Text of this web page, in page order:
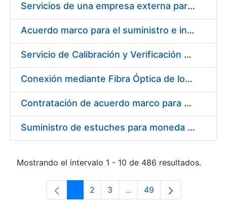
Servicios de una empresa externa para el asesoramiento y resolución de los recursos de alzada que se presentan relacionados con procesos de selección para la FNMT-RCM
Acuerdo marco para el suministro e instalación de persianas, estores y otros complementos
Servicio de Calibración y Verificación Externa de los Equipos de Medición del Servicio de Prevención de la FNMT-RCM
Conexión mediante Fibra Óptica de los Centros de Proceso de Datos (CPDs) de las sedes de la FNMT-RCM de Burgos y Madrid
Contratación de acuerdo marco para el Suministro de Material de Electricidad para la Fábrica Nacional de Moneda y Timbre-Real Casa de la Moneda en su centro de trabajo de Burgos
Suministro de estuches para moneda de 30 €
Mostrando el intervalo 1 - 10 de 486 resultados.
Página
1 Página
2 Página
3 ...Páginas intermedias Use
Página
49